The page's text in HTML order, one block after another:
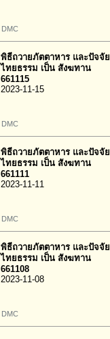
DMC
พิธีถวายภัตตาหาร และปัจจัย
ไทยธรรม เป็น สังฆทาน
661115
2023-11-15
DMC
พิธีถวายภัตตาหาร และปัจจัย
ไทยธรรม เป็น สังฆทาน
661111
2023-11-11
DMC
พิธีถวายภัตตาหาร และปัจจัย
ไทยธรรม เป็น สังฆทาน
661108
2023-11-08
DMC